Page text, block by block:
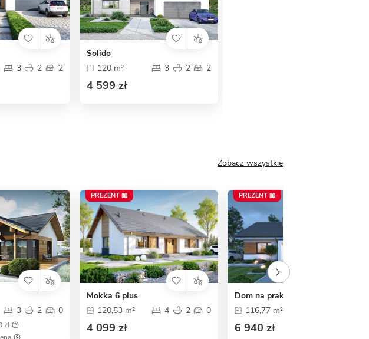
3 2 2
Solido
120 m²
3 2 2
4 599 zł
Zobacz wszystkie
3 2 0
zł
PREZENT 📖
Mokka 6 plus
120,53 m²
4 2 0
4 099 zł
PREZENT 📖
Dom na praktycznej 2
116,77 m²
6 940 zł